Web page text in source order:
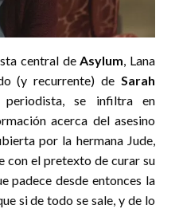
central deAsylum, Lana
(y recurrente) de Sarah
se infiltra en
acerca del asesino
por la hermana Jude,
con el pretexto de curar su
padece desde entonces la
si de todo se sale, y de lo